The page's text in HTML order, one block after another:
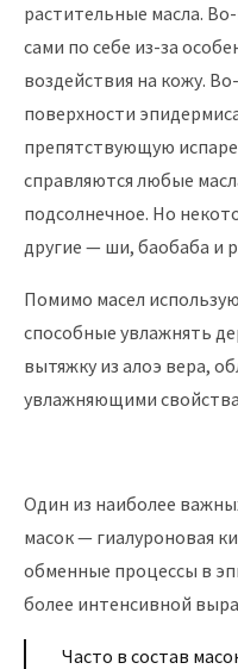
растительные масла.
сами по себе из-за
воздействия на кожу.
поверхности
препятствующую
справляются любые
подсолнечное. Но
другие — ши, баобаба и
Помимо масел
способные увлажнять
вытяжку из алоэ вера,
увлажняющими
Один из наиболее
масок — гиалуроновая
обменные процессы в
более интенсивной
Часто в состав